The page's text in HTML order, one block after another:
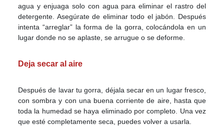
agua y enjuaga solo con agua para eliminar el rastro del
detergente. Asegúrate de eliminar todo el jabón. Después
intenta “arreglar” la forma de la gorra, colocándola en un
lugar donde no se aplaste, se arrugue o se deforme.
Deja secar al aire
Después de lavar tu gorra, déjala secar en un lugar fresco,
con sombra y con una buena corriente de aire, hasta que
toda la humedad se haya eliminado por completo. Una vez
que esté completamente seca, puedes volver a usarla.